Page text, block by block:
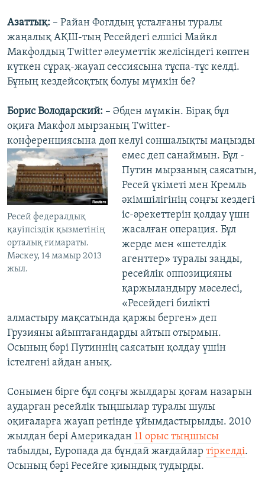
Азаттық: – Райан Фоглдың ұсталғаны туралы
жаңалық АҚШ-тың Ресейдегі елшісі Майкл
Макфолдың Twitter әлеуметтік желісіндегі көптен
күткен сұрақ-жауап сессиясына тұспа-тұс келді.
Бұның кездейсоқтық болуы мүмкін бе?
Борис Володарский: – Әбден мүмкін. Бірақ бұл
оқиға Макфол мырзаның Twitter-
конференциясына дөп келуі соншалықты маңызды
емес деп санаймын. Бұл -
Ресей федералдық
қауіпсіздік қызметінің
орталық ғимараты.
Мәскеу, 14 мамыр 2013
жыл.
Путин мырзаның саясатын,
Ресей үкіметі мен Кремль
әкімшілігінің соңғы кездегі
іс-әрекеттерін қолдау үшн
жасалған операция. Бұл
жерде мен «шетелдік
агенттер» туралы заңды,
ресейлік оппозицияны
қаржыландыру мәселесі,
«Ресейдегі билікті
алмастыру мақсатында қаржы берген» деп
Грузияны айыптағандарды айтып отырмын.
Осының бәрі Путиннің саясатын қолдау үшін
істелгені айдан анық.
Сонымен бірге бұл соңғы жылдары қоғам назарын
аударған ресейлік тыңшылар туралы шулы
оқиғаларға жауап ретінде ұйымдастырылды. 2010
жылдан бері Америкадан 11 орыс тыңшысы
табылды, Еуропада да бұндай жағдайлар тіркелді.
Осының бәрі Ресейге қиындық тудырды.